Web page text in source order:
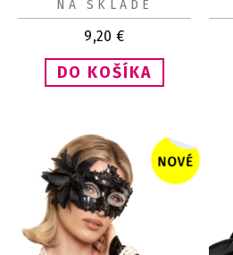
9,20 €
NA SKLADE